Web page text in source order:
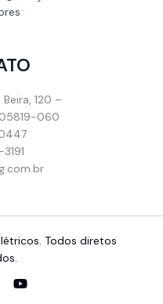
120 –
060
Todos diretos